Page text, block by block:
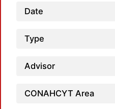
Date
Type
Advisor
CONAHCYT Area